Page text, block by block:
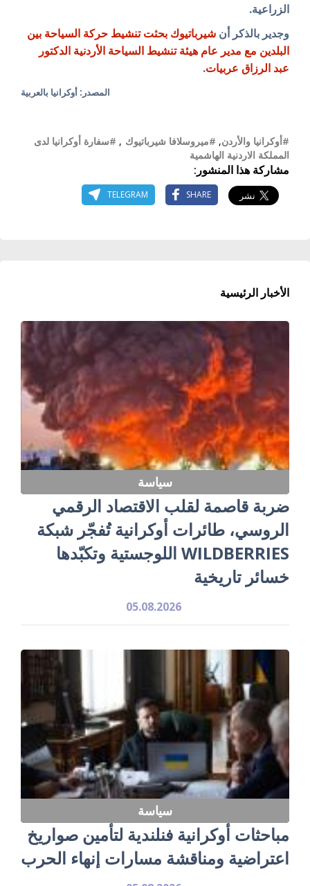
الزراعية.
وجدير بالذكر أن شيرباتيوك بحثت تنشيط حركة السياحة بين
البلدين مع مدير عام هيئة تنشيط السياحة الأردنية الدكتور
عبد الرزاق عربيات.
المصدر: أوكرانيا بالعربية
#أوكرانيا والأردن, #ميروسلافا شيرباتيوك , #سفارة أوكرانيا لدى
المملكة الاردنية الهاشمية
مشاركة هذا المنشور:
SHARE
TELEGRAM
الأخبار الرئيسية
سياسة
ضربة قاصمة لقلب الاقتصاد الرقمي
الروسي، طائرات أوكرانية تُفجّر شبكة
WILDBERRIES اللوجستية وتكبّدها
خسائر تاريخية
05.08.2026
سياسة
مباحثات أوكرانية فنلندية لتأمين صواريخ
اعتراضية ومناقشة مسارات إنهاء الحرب